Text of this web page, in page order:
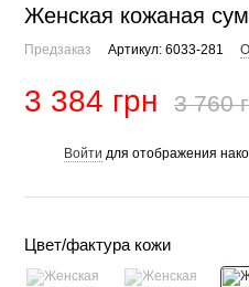
Женская кожаная
Предзаказ Артикул: 6033-281
3 384 грн 3 760
Войти для отображения
Цвет/фактура кожи